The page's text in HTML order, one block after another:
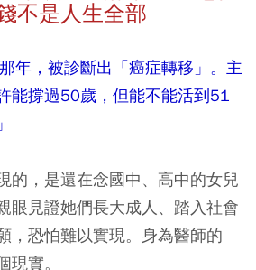
不是人生全部
年，被診斷出「癌症轉移」。主
能撐過50歲，但能不能活到51
的，是還在念國中、高中的女兒
眼見證她們長大成人、踏入社會
，恐怕難以實現。身為醫師的
實。